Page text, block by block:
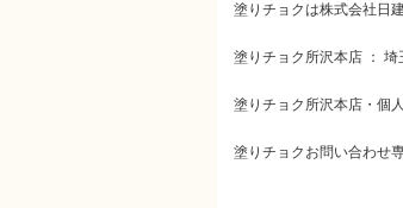
塗りチョクは株式会社日
塗りチョク所沢本店 ：
塗りチョク所沢本店・個
塗りチョクお問い合わせ